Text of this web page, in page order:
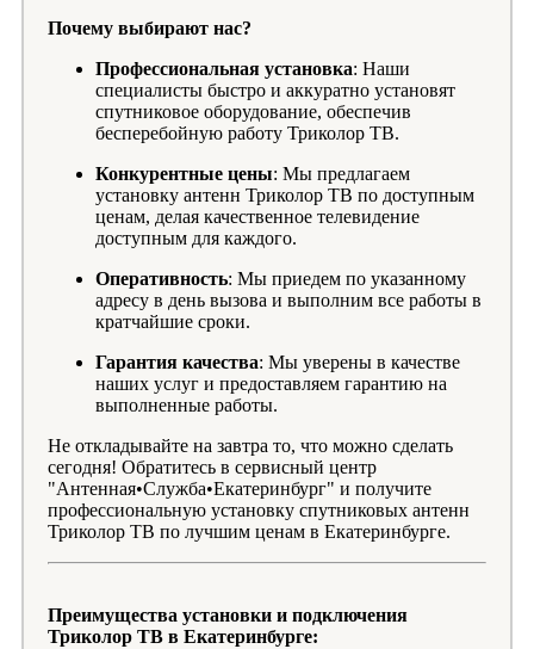
Почему выбирают нас?
Профессиональная установка: Наши
специалисты быстро и аккуратно установят
спутниковое оборудование, обеспечив
бесперебойную работу Триколор ТВ.
Конкурентные цены: Мы предлагаем
установку антенн Триколор ТВ по доступным
ценам, делая качественное телевидение
доступным для каждого.
Оперативность: Мы приедем по указанному
адресу в день вызова и выполним все работы в
кратчайшие сроки.
Гарантия качества: Мы уверены в качестве
наших услуг и предоставляем гарантию на
выполненные работы.
Не откладывайте на завтра то, что можно сделать
сегодня! Обратитесь в сервисный центр
"Антенная•Служба•Екатеринбург" и получите
профессиональную установку спутниковых антенн
Триколор ТВ по лучшим ценам в Екатеринбурге.
Преимущества установки и подключения
Триколор ТВ в Екатеринбурге: